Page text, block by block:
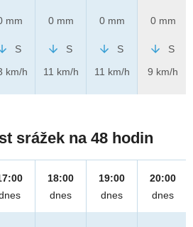
mm
S
km/h
0 mm
S
11 km/h
0 mm
S
11 km/h
0 mm
S
9 km/h
srážek na 48 hodin
18:00
dnes
19:00
dnes
20:00
dnes